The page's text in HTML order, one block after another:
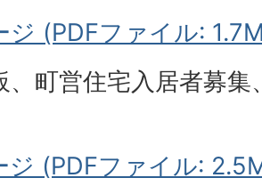
ジ (PDFファイル:
、町営住宅入居者募
ジ (PDFファイル: